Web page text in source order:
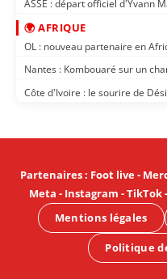
ASSE : départ officiel d'Yvann
🌍 AFRIQUE
OL : nouveau partenaire en
Nantes : Kombouaré sur un
Côte d'Ivoire : le sourire de
Partenaires: Foot live-
Meta - Instagram -TikTok-
Mentions légales
Politique